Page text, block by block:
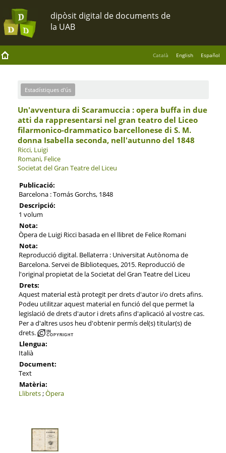
Català English Español
Estadístiques d'ús
Un'avventura di Scaramuccia : opera buffa in due
atti da rappresentarsi nel gran teatro del Liceo
filarmonico-drammatico barcellonese di S. M.
donna Isabella seconda, nell'autunno del 1848
Ricci, Luigi
Romani, Felice
Societat del Gran Teatre del Liceu
Publicació:
Barcelona : Tomás Gorchs, 1848
Descripció:
1 volum
Nota:
Òpera de Luigi Ricci basada en el llibret de Felice Romani
Nota:
Reproducció digital. Bellaterra : Universitat Autònoma de
Barcelona. Servei de Biblioteques, 2015. Reproducció de
l'original propietat de la Societat del Gran Teatre del Liceu
Drets:
Aquest material està protegit per drets d'autor i/o drets afins.
Podeu utilitzar aquest material en funció del que permet la
legislació de drets d'autor i drets afins d'aplicació al vostre cas.
Per a d'altres usos heu d'obtenir permís del(s) titular(s) de
drets.
Llengua:
Italià
Document:
Text
Matèria:
Llibrets;Òpera